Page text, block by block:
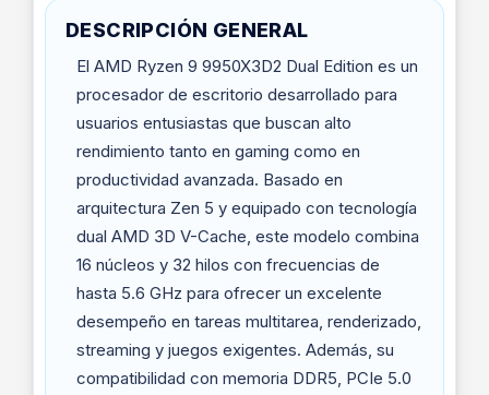
DESCRIPCIÓN GENERAL
El AMD Ryzen 9 9950X3D2 Dual Edition es un
procesador de escritorio desarrollado para
usuarios entusiastas que buscan alto
rendimiento tanto en gaming como en
productividad avanzada. Basado en
arquitectura Zen 5 y equipado con tecnología
dual AMD 3D V-Cache, este modelo combina
16 núcleos y 32 hilos con frecuencias de
hasta 5.6 GHz para ofrecer un excelente
desempeño en tareas multitarea, renderizado,
streaming y juegos exigentes. Además, su
compatibilidad con memoria DDR5, PCIe 5.0